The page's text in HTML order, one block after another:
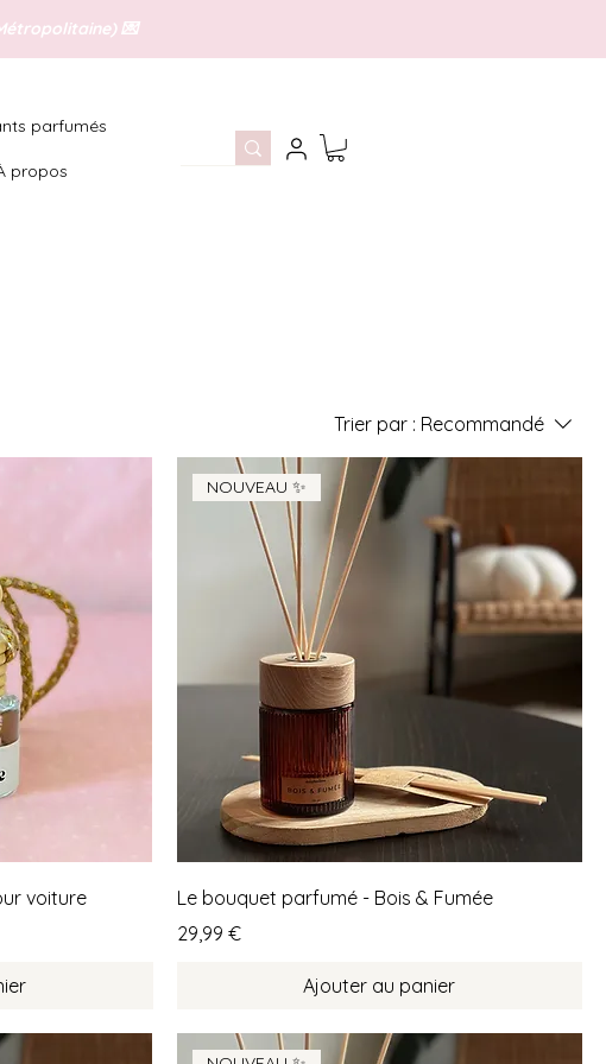
💌
parfumés
propos
Trier par : Recommandé
voiture
NOUVEAU ✨
Le bouquet parfumé - Bois & Fumée
Prix
29,99 €
Ajouter au panier